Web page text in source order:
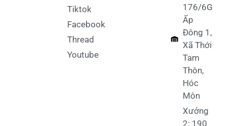
Tiktok
Facebook
Thread
Youtube
176/6G
Ấp
Đông 1,
Xã Thới
Tam
Thôn,
Hóc
Môn
Xưởng
2: 190